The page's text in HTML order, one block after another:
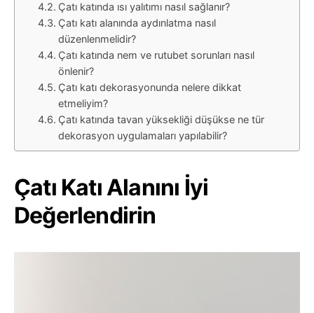
Çatı katında ısı yalıtımı nasıl sağlanır?
Çatı katı alanında aydınlatma nasıl
düzenlenmelidir?
Çatı katında nem ve rutubet sorunları nasıl
önlenir?
Çatı katı dekorasyonunda nelere dikkat
etmeliyim?
Çatı katında tavan yüksekliği düşükse ne tür
dekorasyon uygulamaları yapılabilir?
Çatı Katı Alanını İyi
Değerlendirin